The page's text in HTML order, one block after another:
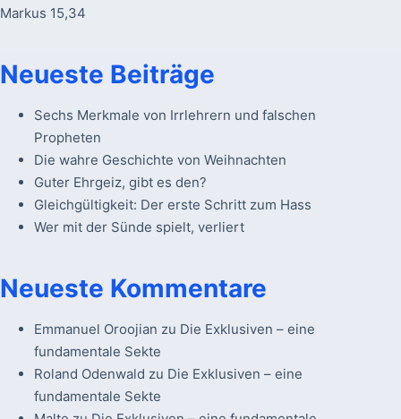
Markus 15,34
Neueste Beiträge
Sechs Merkmale von Irrlehrern und falschen
Propheten
Die wahre Geschichte von Weihnachten
Guter Ehrgeiz, gibt es den?
Gleichgültigkeit: Der erste Schritt zum Hass
Wer mit der Sünde spielt, verliert
Neueste Kommentare
Emmanuel Oroojian zu Die Exklusiven – eine
fundamentale Sekte
Roland Odenwald zu Die Exklusiven – eine
fundamentale Sekte